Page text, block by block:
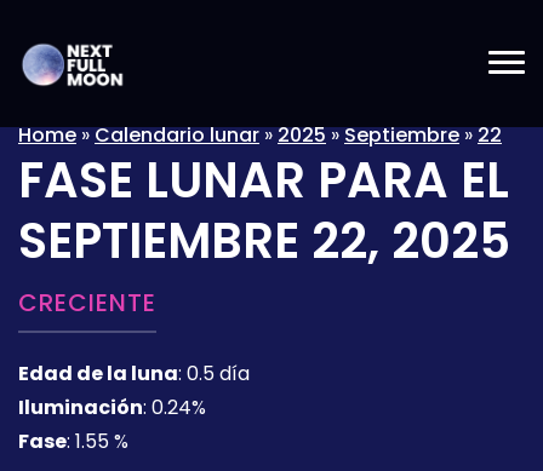
Home»Calendario lunar»2025»Septiembre»22
FASE LUNAR PARA EL
SEPTIEMBRE 22, 2025
CRECIENTE
Edad de la luna: 0.5 día
Iluminación: 0.24%
Fase: 1.55 %